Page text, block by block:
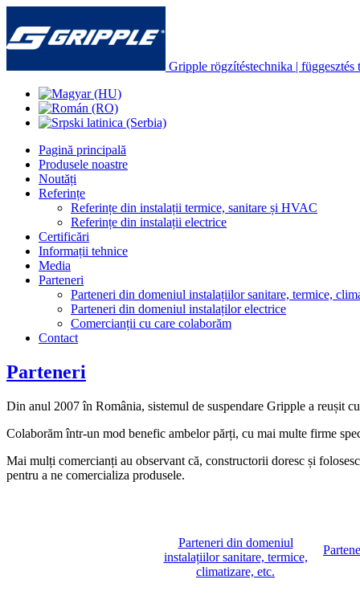
Gripple rögzítéstechnika |
Pagină principală
Produsele noastre
Noutăți
Referințe
Referințe din instalații termice, sanitare și HVAC
Referințe din instalații electrice
Certificări
Informații tehnice
Media
Parteneri
Parteneri din domeniul instalațiilor sanitare, termice,
Parteneri din domeniul instalaților electrice
Comercianții cu care colaborăm
Contact
Parteneri
Din anul 2007 în România, sistemul de suspendare Gripple a reușit
Colaborăm într-un mod benefic ambelor părți, cu mai multe firme
Mai mulți comercianți au observant că, constructorii doresc și
pentru a ne comercializa produsele.
Parteneri din domeniul
instalațiilor sanitare, termice,
climatizare, etc.